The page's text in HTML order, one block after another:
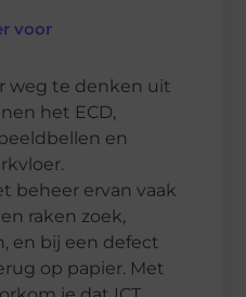
voor
weg te denken uit
het ECD,
en
beheer ervan vaak
raken zoek,
en bij een defect
op papier. Met